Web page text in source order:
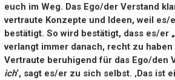
euch im Weg. Das Ego/der Verstand
vertraute Konzepte und Ideen, weil es/
bestätigt. So wird bestätigt, dass es/er
verlangt immer danach, recht zu
Vertraute beruhigend für das Ego/den
ich‘, sagt es/er zu sich selbst. ‚Das ist